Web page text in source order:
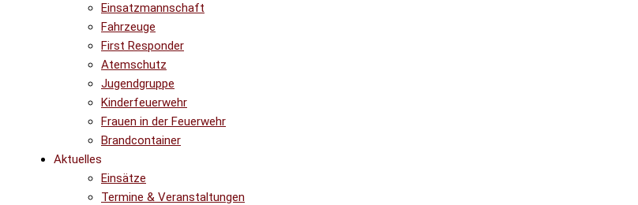
Einsatzmannschaft
Fahrzeuge
First Responder
Atemschutz
Jugendgruppe
Kinderfeuerwehr
Frauen in der Feuerwehr
Brandcontainer
Aktuelles
Einsätze
Termine & Veranstaltungen